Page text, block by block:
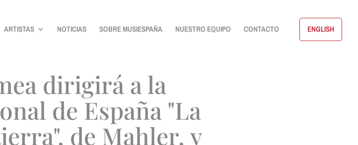
ARTISTAS NOTICIAS SOBRE MUSIESPAÑA NUESTRO EQUIPO CONTACTO ENGLISH
dirigirá a la
de España "La
de Mahler, y